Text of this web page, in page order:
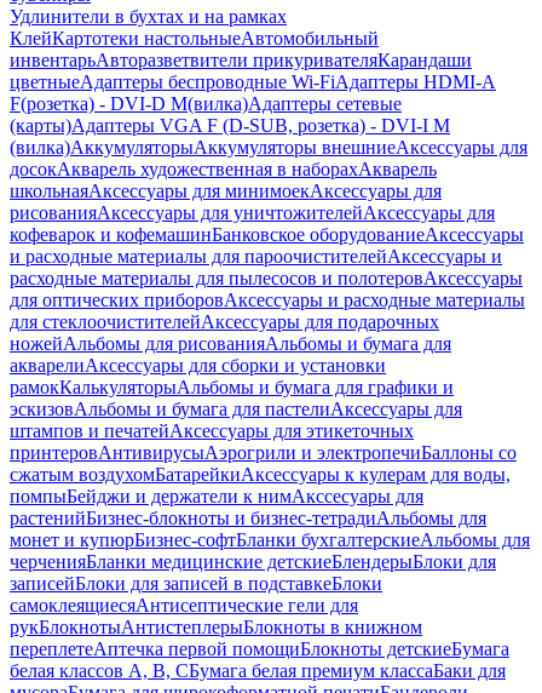
Удлинители в бухтах и на рамках
КлейКартотеки настольныеАвтомобильный
инвентарьАвторазветвители прикуривателяКарандаши
цветныеАдаптеры беспроводные Wi-FiАдаптеры HDMI-A
F(розетка) - DVI-D M(вилка)Адаптеры сетевые
(карты)Адаптеры VGA F (D-SUB, розетка) - DVI-I M
(вилка)АккумуляторыАккумуляторы внешниеАксессуары для
досокАкварель художественная в наборахАкварель
школьнаяАксессуары для минимоекАксессуары для
рисованияАксессуары для уничтожителейАксессуары для
кофеварок и кофемашинБанковское оборудованиеАксессуары
и расходные материалы для пароочистителейАксессуары и
расходные материалы для пылесосов и полотеровАксессуары
для оптических приборовАксессуары и расходные материалы
для стеклоочистителейАксессуары для подарочных
ножейАльбомы для рисованияАльбомы и бумага для
акварелиАксессуары для сборки и установки
рамокКалькуляторыАльбомы и бумага для графики и
эскизовАльбомы и бумага для пастелиАксессуары для
штампов и печатейАксессуары для этикеточных
принтеровАнтивирусыАэрогрили и электропечиБаллоны со
сжатым воздухомБатарейкиАксессуары к кулерам для воды,
помпыБейджи и держатели к нимАкссесуары для
растенийБизнес-блокноты и бизнес-тетрадиАльбомы для
монет и купюрБизнес-софтБланки бухгалтерскиеАльбомы для
черченияБланки медицинские детскиеБлендерыБлоки для
записейБлоки для записей в подставкеБлоки
самоклеящиесяАнтисептические гели для
рукБлокнотыАнтистеплерыБлокноты в книжном
переплетеАптечка первой помощиБлокноты детскиеБумага
белая классов А, В, СБумага белая премиум классаБаки для